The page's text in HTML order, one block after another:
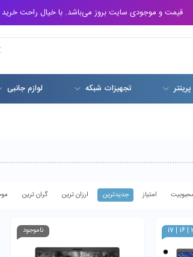
قیمت و موجودی سایت بروز می‌باشد. با خیال راحت خرید
پرینتر تجهیزات شبکه لوازم جانبی
امتیاز جدیدترین ارزان ترین گران ترین
i7 | 16 | ناموجود